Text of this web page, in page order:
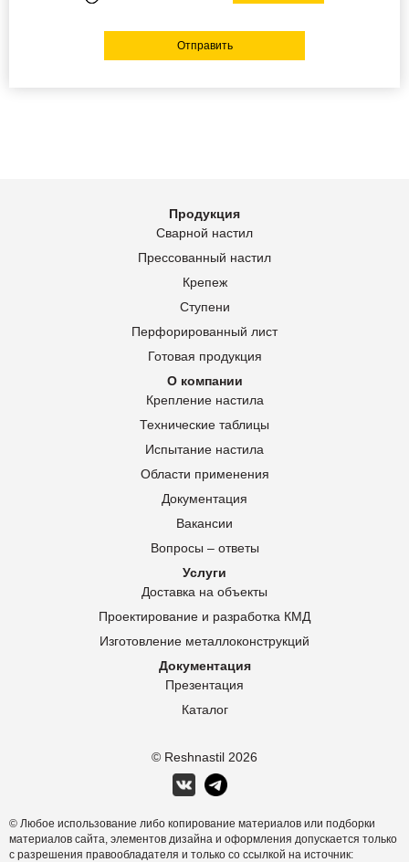
Отправить
© Reshnastil 2026
Продукция
Сварной настил
Прессованный настил
Крепеж
Ступени
Перфорированный лист
Готовая продукция
О компании
Крепление настила
Технические таблицы
Испытание настила
Области применения
Документация
Вакансии
Вопросы – ответы
Услуги
Доставка на объекты
Проектирование и разработка КМД
Изготовление металлоконструкций
Документация
Презентация
Каталог
© Любое использование либо копирование материалов или подборки
материалов сайта, элементов дизайна и оформления допускается только
с разрешения правообладателя и только со ссылкой на источник: